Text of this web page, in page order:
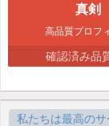
真剣
高品質プロフ
確認済み品
私たちは最高のサ